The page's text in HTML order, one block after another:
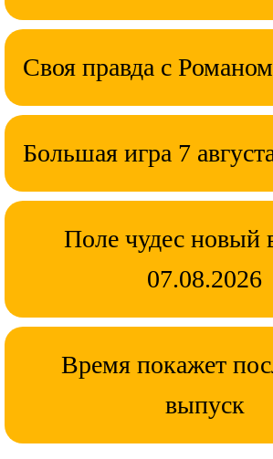
Своя правда с
Большая игра 7
Поле чудес новый
07.08.2026
Время покажет
выпуск